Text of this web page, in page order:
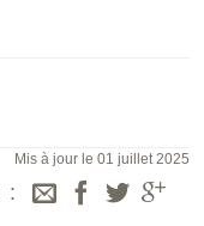
Mis à jour le 01 juillet 2025